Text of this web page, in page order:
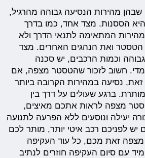
שבהן מהירות הנסיעה גבוהה מהרגיל,
היא הססנות. מצד אחד, כמו בדרך
המתאימה לתנאי הדרך ולא
ואת הנהגים האחרים. מצד
וכמות הרכבים, יש סכנה
חשוב לזכור שהטסטר מצפה, אם
נסיעה במהירות הקרובה ביותר
ברגע שעולים על דרך בין
מצפה לראות אתכם מאיצים,
יעילה ונוסעים ללא הפרעה לתנועה
לפניכם רכב איטי יותר, מותר לכם
מצפה זאת מכם, כל עוד העקיפה
עם סיום העקיפה חוזרים לנתיב